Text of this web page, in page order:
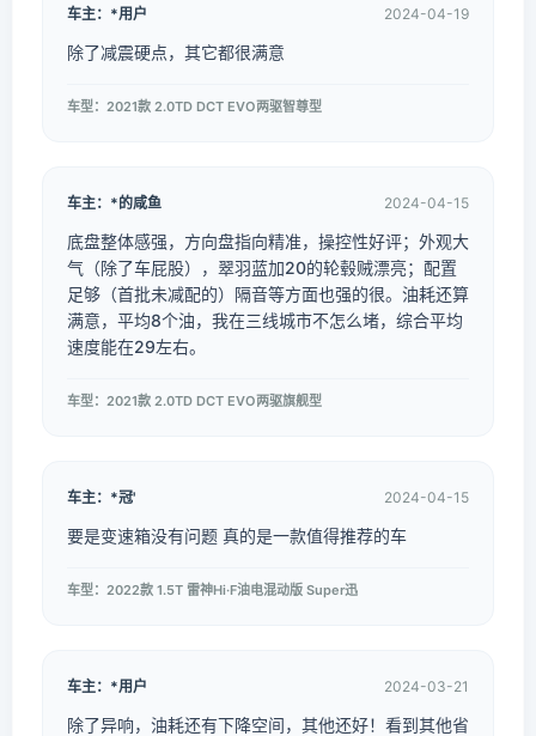
车主：*用户 2024-04-19
除了减震硬点，其它都很满意
车型：2021款 2.0TD DCT EVO两驱智尊型
车主：*的咸鱼 2024-04-15
底盘整体感强，方向盘指向精准，操控性好评；外观大
气（除了车屁股），翠羽蓝加20的轮毂贼漂亮；配置
足够（首批未减配的）隔音等方面也强的很。油耗还算
满意，平均8个油，我在三线城市不怎么堵，综合平均
速度能在29左右。
车型：2021款 2.0TD DCT EVO两驱旗舰型
车主：*冠' 2024-04-15
要是变速箱没有问题 真的是一款值得推荐的车
车型：2022款 1.5T 雷神Hi·F油电混动版 Super迅
车主：*用户 2024-03-21
除了异响，油耗还有下降空间，其他还好！看到其他省